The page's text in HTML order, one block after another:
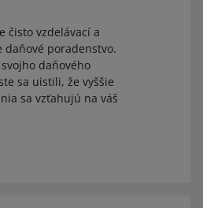
čisto vzdelávací a
daňové poradenstvo.
daňového
sa uistili, že vyššie
sa vzťahujú na váš